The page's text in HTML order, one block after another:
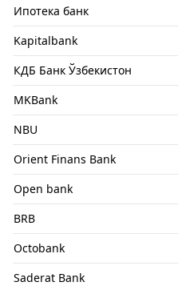
Ипотека банк
Kapitalbank
КДБ Банк Ўзбекистон
MKBank
NBU
Orient Finans Bank
Open bank
BRB
Octobank
Saderat Bank